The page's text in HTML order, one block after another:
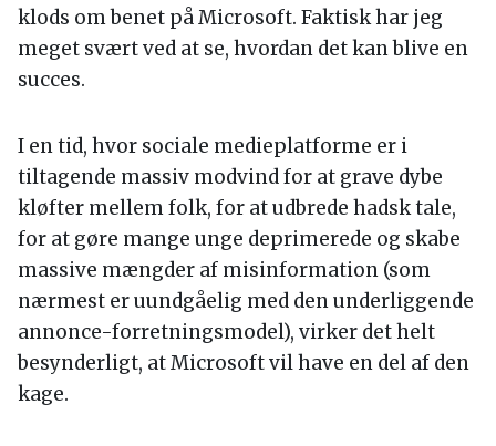
klods om benet på Microsoft. Faktisk har jeg
meget svært ved at se, hvordan det kan blive en
succes.
I en tid, hvor sociale medieplatforme er i
tiltagende massiv modvind for at grave dybe
kløfter mellem folk, for at udbrede hadsk tale,
for at gøre mange unge deprimerede og skabe
massive mængder af misinformation (som
nærmest er uundgåelig med den underliggende
annonce-forretningsmodel), virker det helt
besynderligt, at Microsoft vil have en del af den
kage.